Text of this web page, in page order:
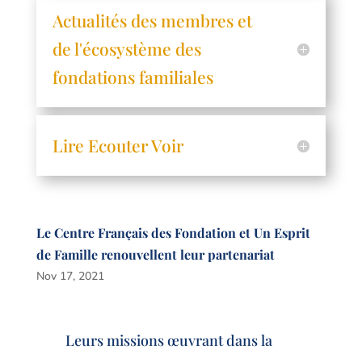
Actualités des membres et
de l'écosystème des
fondations familiales
Lire Ecouter Voir
Le Centre Français des Fondation et Un Esprit
de Famille renouvellent leur partenariat
Nov 17, 2021
Leurs missions œuvrant dans la